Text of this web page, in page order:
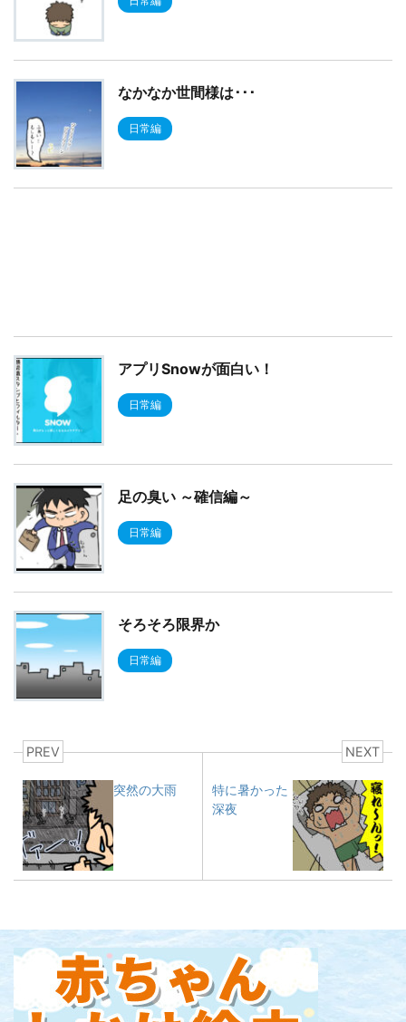
なかなか世間様は･･･
日常編
アプリSnowが面白い！
日常編
足の臭い ～確信編～
日常編
そろそろ限界か
日常編
PREV
突然の大雨
NEXT
特に暑かった
深夜